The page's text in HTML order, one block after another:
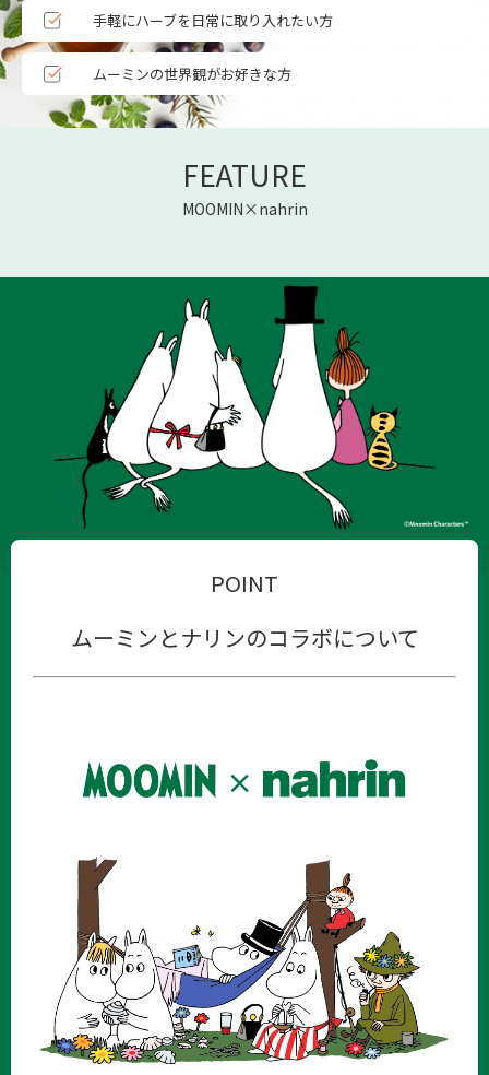
手軽にハーブを日常に取り入れたい方
ムーミンの世界観がお好きな方
FEATURE
MOOMIN×nahrin
POINT
ムーミンとナリンのコラボについて